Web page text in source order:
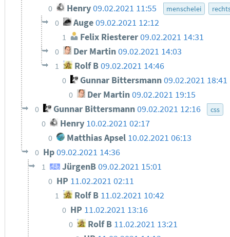
0 Henry09.02.2021 11:55 menschelei
0 Auge09.02.2021 12:12
1 Felix Riesterer09.02.2021 14:31
0 Der Martin09.02.2021 14:03
1 Rolf B09.02.2021 14:46
0 Gunnar Bittersmann09.02.2021 18:41
0 Der Martin 09.02.2021 19:15
0 Gunnar Bittersmann 09.02.2021 12:16 css
0 Henry 10.02.2021 02:17
0 Matthias Apsel 10.02.2021 06:13
0 Hp09.02.2021 14:36
1 JürgenB09.02.2021 15:01
0 HP 11.02.2021 02:11
1 Rolf B 11.02.2021 10:42
0 HP 11.02.2021 13:16
0 Rolf B 11.02.2021 13:21